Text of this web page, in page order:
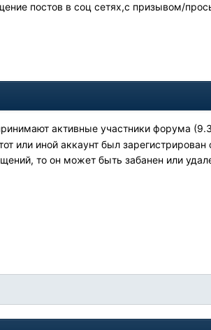
постов в соц сетях,с призывом/
активные участники форума
или иной аккаунт был
то он может быть забанен или